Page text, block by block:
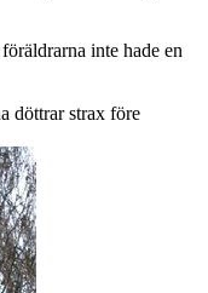
inte hade en
döttrar strax före